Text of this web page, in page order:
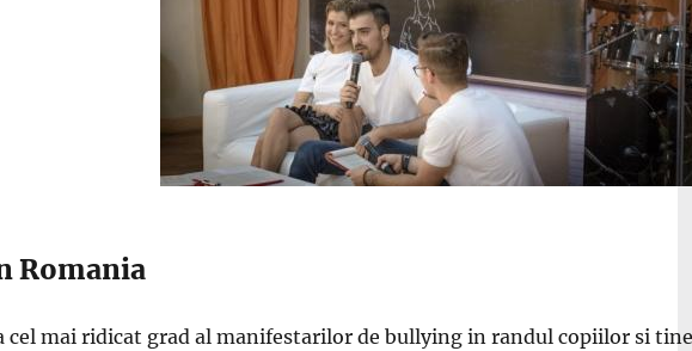
Romania
cel mai ridicat grad al manifestarilor de bullying in randul copiilor si